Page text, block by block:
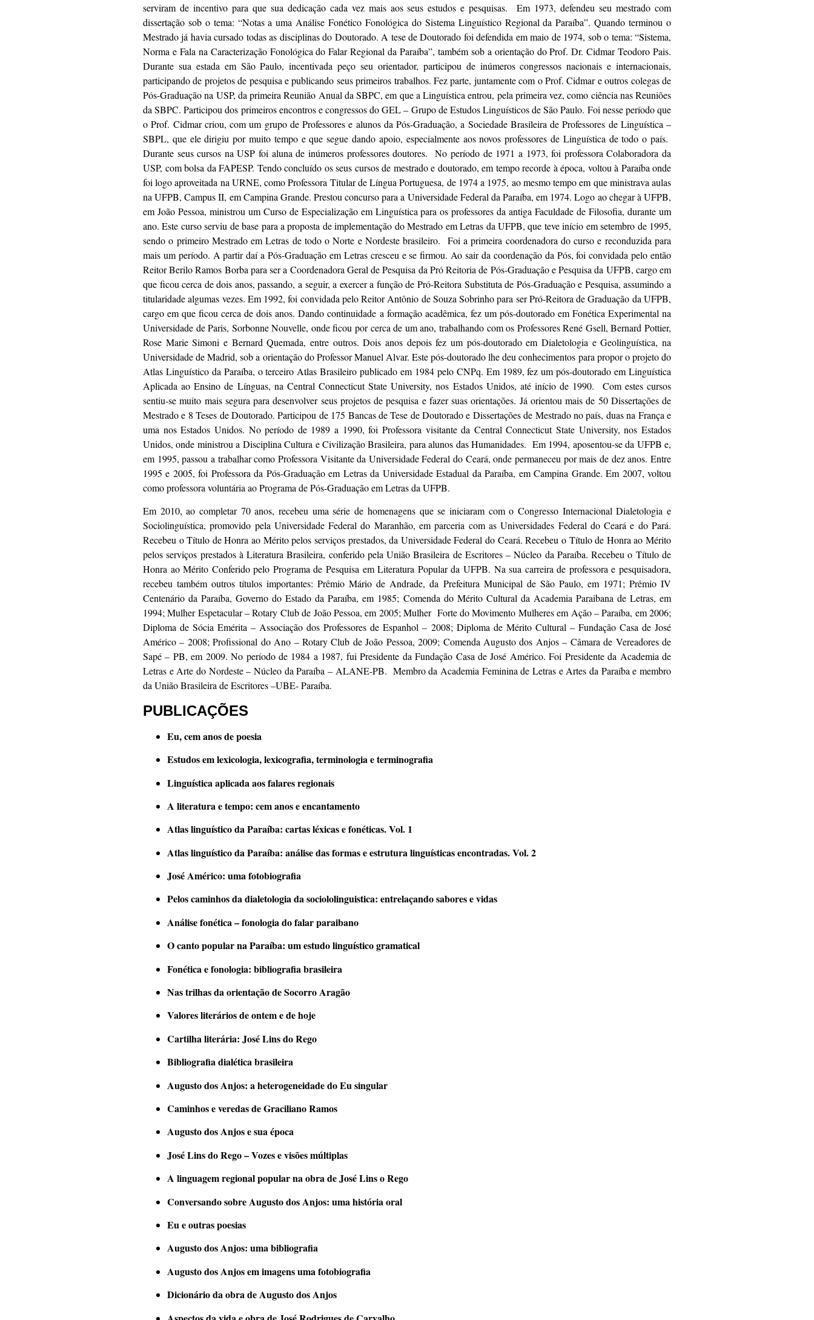
serviram de incentivo para que sua dedicação cada vez mais aos seus estudos e pesquisas. Em 1973, defendeu seu mestrado com
dissertação sob o tema: “Notas a uma Análise Fonético Fonológica do Sistema Linguístico Regional da Paraíba”. Quando terminou o
Mestrado já havia cursado todas as disciplinas do Doutorado. A tese de Doutorado foi defendida em maio de 1974, sob o tema: “Sistema,
Norma e Fala na Caracterização Fonológica do Falar Regional da Paraíba”, também sob a orientação do Prof. Dr. Cidmar Teodoro Pais.
Durante sua estada em São Paulo, incentivada peço seu orientador, participou de inúmeros congressos nacionais e internacionais,
participando de projetos de pesquisa e publicando seus primeiros trabalhos. Fez parte, juntamente com o Prof. Cidmar e outros colegas de
Pós-Graduação na USP, da primeira Reunião Anual da SBPC, em que a Linguística entrou, pela primeira vez, como ciência nas Reuniões
da SBPC. Participou dos primeiros encontros e congressos do GEL – Grupo de Estudos Linguísticos de São Paulo. Foi nesse período que
o Prof. Cidmar criou, com um grupo de Professores e alunos da Pós-Graduação, a Sociedade Brasileira de Professores de Linguística –
SBPL, que ele dirigiu por muito tempo e que segue dando apoio, especialmente aos novos professores de Linguística de todo o país.
Durante seus cursos na USP foi aluna de inúmeros professores doutores. No período de 1971 a 1973, foi professora Colaboradora da
USP, com bolsa da FAPESP. Tendo concluído os seus cursos de mestrado e doutorado, em tempo recorde à época, voltou à Paraíba onde
foi logo aproveitada na URNE, como Professora Titular de Língua Portuguesa, de 1974 a 1975, ao mesmo tempo em que ministrava aulas
na UFPB, Campus II, em Campina Grande. Prestou concurso para a Universidade Federal da Paraíba, em 1974. Logo ao chegar à UFPB,
em João Pessoa, ministrou um Curso de Especialização em Linguística para os professores da antiga Faculdade de Filosofia, durante um
ano. Este curso serviu de base para a proposta de implementação do Mestrado em Letras da UFPB, que teve início em setembro de 1995,
sendo o primeiro Mestrado em Letras de todo o Norte e Nordeste brasileiro. Foi a primeira coordenadora do curso e reconduzida para
mais um período. A partir daí a Pós-Graduação em Letras cresceu e se firmou. Ao sair da coordenação da Pós, foi convidada pelo então
Reitor Berilo Ramos Borba para ser a Coordenadora Geral de Pesquisa da Pró Reitoria de Pós-Graduação e Pesquisa da UFPB, cargo em
que ficou cerca de dois anos, passando, a seguir, a exercer a função de Pró-Reitora Substituta de Pós-Graduação e Pesquisa, assumindo a
titularidade algumas vezes. Em 1992, foi convidada pelo Reitor Antônio de Souza Sobrinho para ser Pró-Reitora de Graduação da UFPB,
cargo em que ficou cerca de dois anos. Dando continuidade a formação acadêmica, fez um pós-doutorado em Fonética Experimental na
Universidade de Paris, Sorbonne Nouvelle, onde ficou por cerca de um ano, trabalhando com os Professores René Gsell, Bernard Pottier,
Rose Marie Simoni e Bernard Quemada, entre outros. Dois anos depois fez um pós-doutorado em Dialetologia e Geolinguística, na
Universidade de Madrid, sob a orientação do Professor Manuel Alvar. Este pós-doutorado lhe deu conhecimentos para propor o projeto do
Atlas Linguístico da Paraíba, o terceiro Atlas Brasileiro publicado em 1984 pelo CNPq. Em 1989, fez um pós-doutorado em Linguística
Aplicada ao Ensino de Línguas, na Central Connecticut State University, nos Estados Unidos, até início de 1990. Com estes cursos
sentiu-se muito mais segura para desenvolver seus projetos de pesquisa e fazer suas orientações. Já orientou mais de 50 Dissertações de
Mestrado e 8 Teses de Doutorado. Participou de 175 Bancas de Tese de Doutorado e Dissertações de Mestrado no país, duas na França e
uma nos Estados Unidos. No período de 1989 a 1990, foi Professora visitante da Central Connecticut State University, nos Estados
Unidos, onde ministrou a Disciplina Cultura e Civilização Brasileira, para alunos das Humanidades. Em 1994, aposentou-se da UFPB e,
em 1995, passou a trabalhar como Professora Visitante da Universidade Federal do Ceará, onde permaneceu por mais de dez anos. Entre
1995 e 2005, foi Professora da Pós-Graduação em Letras da Universidade Estadual da Paraíba, em Campina Grande. Em 2007, voltou
como professora voluntária ao Programa de Pós-Graduação em Letras da UFPB.
Em 2010, ao completar 70 anos, recebeu uma série de homenagens que se iniciaram com o Congresso Internacional Dialetologia e
Sociolinguística, promovido pela Universidade Federal do Maranhão, em parceria com as Universidades Federal do Ceará e do Pará.
Recebeu o Título de Honra ao Mérito pelos serviços prestados, da Universidade Federal do Ceará. Recebeu o Título de Honra ao Mérito
pelos serviços prestados à Literatura Brasileira, conferido pela União Brasileira de Escritores – Núcleo da Paraíba. Recebeu o Título de
Honra ao Mérito Conferido pelo Programa de Pesquisa em Literatura Popular da UFPB. Na sua carreira de professora e pesquisadora,
recebeu também outros títulos importantes: Prêmio Mário de Andrade, da Prefeitura Municipal de São Paulo, em 1971; Prêmio IV
Centenário da Paraíba, Governo do Estado da Paraíba, em 1985; Comenda do Mérito Cultural da Academia Paraibana de Letras, em
1994; Mulher Espetacular – Rotary Club de João Pessoa, em 2005; Mulher Forte do Movimento Mulheres em Ação – Paraíba, em 2006;
Diploma de Sócia Emérita – Associação dos Professores de Espanhol – 2008; Diploma de Mérito Cultural – Fundação Casa de José
Américo – 2008; Profissional do Ano – Rotary Club de João Pessoa, 2009; Comenda Augusto dos Anjos – Câmara de Vereadores de
Sapé – PB, em 2009. No período de 1984 a 1987, fui Presidente da Fundação Casa de José Américo. Foi Presidente da Academia de
Letras e Arte do Nordeste – Núcleo da Paraíba – ALANE-PB. Membro da Academia Feminina de Letras e Artes da Paraíba e membro
da União Brasileira de Escritores –UBE- Paraíba.
PUBLICAÇÕES
Eu, cem anos de poesia
Estudos em lexicologia, lexicografia, terminologia e terminografia
Linguística aplicada aos falares regionais
A literatura e tempo: cem anos e encantamento
Atlas linguístico da Paraíba: cartas léxicas e fonéticas. Vol. 1
Atlas linguístico da Paraíba: análise das formas e estrutura linguísticas encontradas. Vol. 2
José Américo: uma fotobiografia
Pelos caminhos da dialetologia da sociololinguistica: entrelaçando sabores e vidas
Análise fonética – fonologia do falar paraibano
O canto popular na Paraíba: um estudo linguístico gramatical
Fonética e fonologia: bibliografia brasileira
Nas trilhas da orientação de Socorro Aragão
Valores literários de ontem e de hoje
Cartilha literária: José Lins do Rego
Bibliografia dialética brasileira
Augusto dos Anjos: a heterogeneidade do Eu singular
Caminhos e veredas de Graciliano Ramos
Augusto dos Anjos e sua época
José Lins do Rego – Vozes e visões múltiplas
A linguagem regional popular na obra de José Lins o Rego
Conversando sobre Augusto dos Anjos: uma história oral
Eu e outras poesias
Augusto dos Anjos: uma bibliografia
Augusto dos Anjos em imagens uma fotobiografia
Dicionário da obra de Augusto dos Anjos